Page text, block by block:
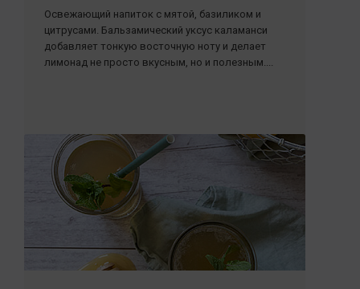
Освежающий напиток с мятой, базиликом и
цитрусами. Бальзамический уксус каламанси
добавляет тонкую восточную ноту и делает
лимонад не просто вкусным, но и полезным....